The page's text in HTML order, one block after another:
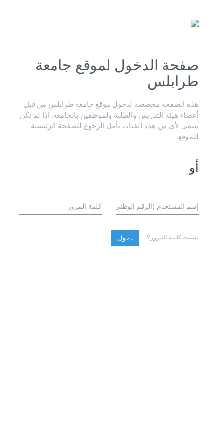
صفحة الدخول لموقع جامعة
طرابلس
هذه الصفحة مخصصة لدخول موقع جامعة طرابلس من قبل
أعضاء هيئة التدريس والطلبة ولموظفين بالجامعة. اذا لم تكن
تنتمي لأي من هذه الفئات نأمل الرجوع للصفحة الرئيسية
للموقع.
أو
نسيت كلمة المرور؟ دخول